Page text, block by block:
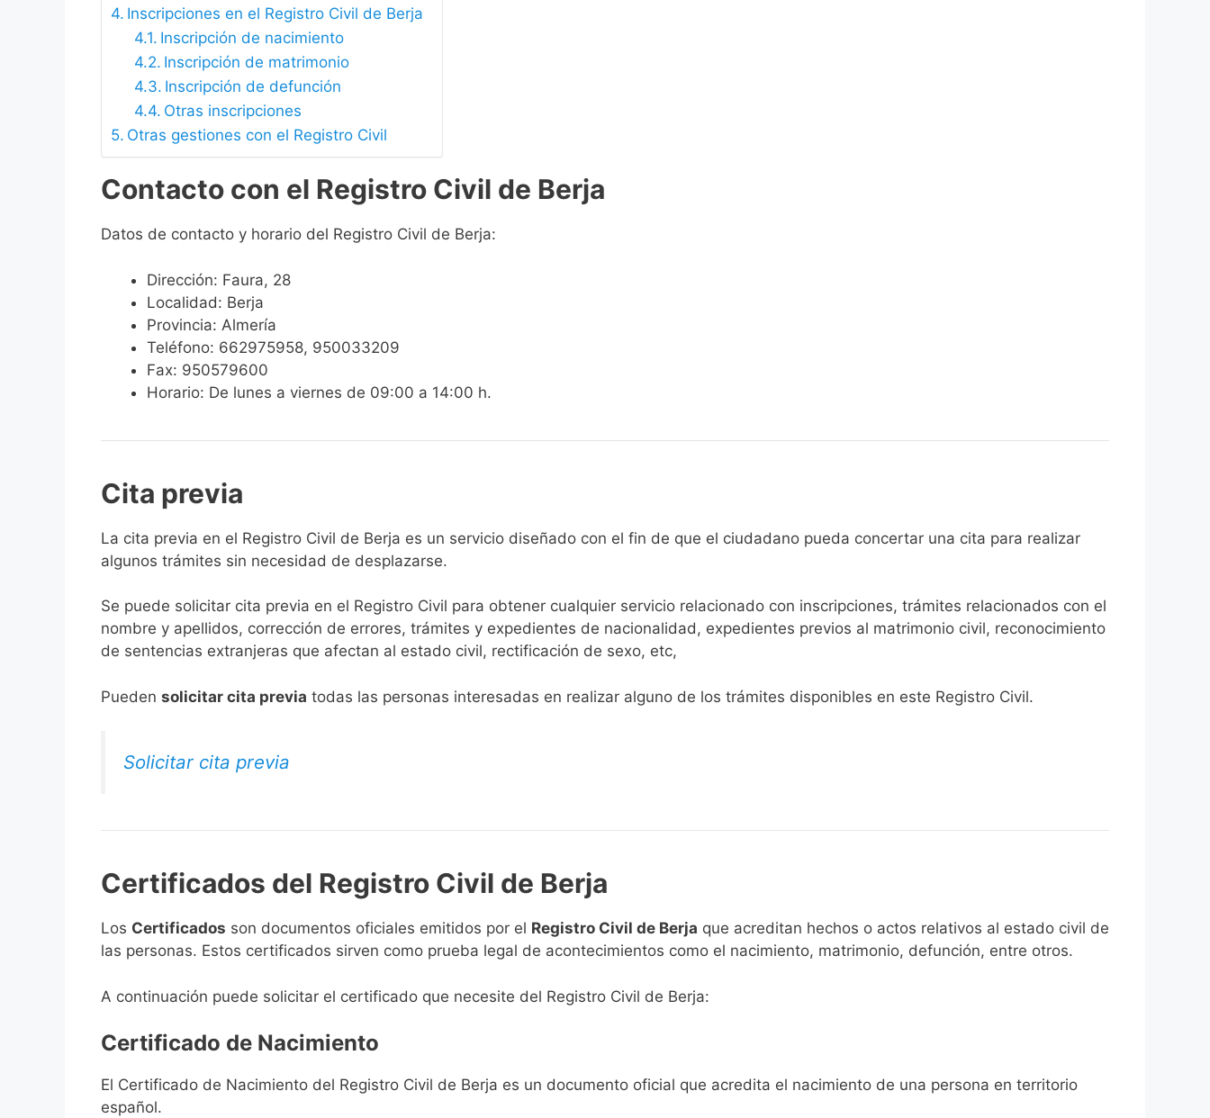
Inscripciones en el Registro Civil de Berja
Inscripción de nacimiento
Inscripción de matrimonio
Inscripción de defunción
Otras inscripciones
Otras gestiones con el Registro Civil
Contacto con el Registro Civil de Berja
Datos de contacto y horario del Registro Civil de Berja:
Dirección: Faura, 28
Localidad: Berja
Provincia: Almería
Teléfono: 662975958, 950033209
Fax: 950579600
Horario: De lunes a viernes de 09:00 a 14:00 h.
Cita previa
​​​​​​​​​​​​​​​​​​​​​​​​​​​​La cita previa en el Registro Civil de Berja es un servicio diseñado con el fin de que el ciudadano pueda concertar una cita para realizar
algunos trámites sin necesidad de desplazarse.​
Se puede solicitar cita previa en el Registro Civil para obtener cualquier servicio relacionado con inscripciones, trámites relacionados con el
nombre y apellidos, corrección de errores, trámites y expedientes de nacionalidad, expedientes previos al matrimonio civil, reconocimiento
de sentencias extranjeras que afectan al estado civil, rectificación de sexo, etc,
​Pueden solicitar cita previa todas las personas interesadas en realizar alguno de los trámites disponibles en este Registro Civil.​
Solicitar cita previa
Certificados del Registro Civil de Berja
Los Certificados son documentos oficiales emitidos por el Registro Civil de Berja que acreditan hechos o actos relativos al estado civil de
las personas. Estos certificados sirven como prueba legal de acontecimientos como el nacimiento, matrimonio, defunción, entre otros.
A continuación puede solicitar el certificado que necesite del Registro Civil de Berja:
Certificado de Nacimiento
El Certificado de Nacimiento del Registro Civil de Berja es un documento oficial que acredita el nacimiento de una persona en territorio
español.